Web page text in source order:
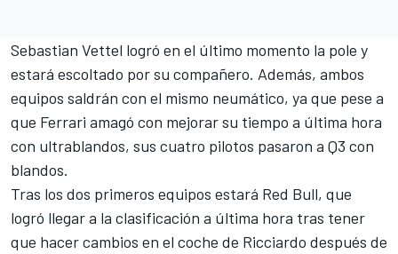
Sebastian Vettel logró en el último momento la pole y
estará escoltado por su compañero. Además, ambos
equipos saldrán con el mismo neumático, ya que pese a
que Ferrari amagó con mejorar su tiempo a última hora
con ultrablandos, sus cuatro pilotos pasaron a Q3 con
blandos.
Tras los dos primeros equipos estará Red Bull, que
logró llegar a la clasificación a última hora tras tener
que hacer cambios en el coche de Ricciardo después de